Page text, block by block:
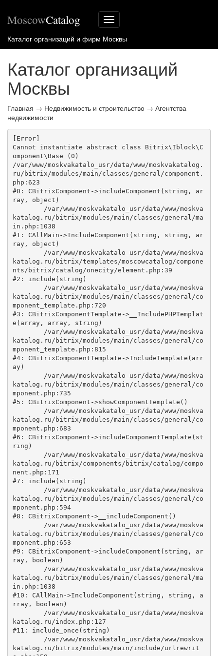
Меню
сайта
MoscowCatalog
Каталог организаций и фирм Москвы
Каталог организаций
Москвы
Главная → Недвижимость и строительство → Агентства
недвижимости
[Error]
Cannot instantiate abstract class Bitrix\Iblock\C
omponent\Base (0)
/var/www/moskvakatalo_usr/data/www/moskvakatalog.
ru/bitrix/modules/main/classes/general/component.
php:623
#0: CBitrixComponent->includeComponent(string, ar
ray, object)
katalog.ru/bitrix/modules/main/classes/general/ma
in.php:1038
#1: CAllMain->IncludeComponent(string, string, ar
ray, object)
katalog.ru/bitrix/templates/moscowcatalog/compone
nts/bitrix/catalog/onecity/element.php:39
#2: include(string)
katalog.ru/bitrix/modules/main/classes/general/co
mponent_template.php:720
#3: CBitrixComponentTemplate->__IncludePHPTemplat
e(array, array, string)
katalog.ru/bitrix/modules/main/classes/general/co
mponent_template.php:815
#4: CBitrixComponentTemplate->IncludeTemplate(arr
ay)
katalog.ru/bitrix/modules/main/classes/general/co
mponent.php:735
#5: CBitrixComponent->showComponentTemplate()
katalog.ru/bitrix/modules/main/classes/general/co
mponent.php:683
#6: CBitrixComponent->includeComponentTemplate(st
ring)
katalog.ru/bitrix/components/bitrix/catalog/compo
nent.php:171
#7: include(string)
katalog.ru/bitrix/modules/main/classes/general/co
mponent.php:594
#8: CBitrixComponent->__includeComponent()
katalog.ru/bitrix/modules/main/classes/general/co
mponent.php:653
#9: CBitrixComponent->includeComponent(string, ar
ray, boolean)
katalog.ru/bitrix/modules/main/classes/general/ma
in.php:1038
#10: CAllMain->IncludeComponent(string, string, a
rray, boolean)
katalog.ru/index.php:127
#11: include_once(string)
katalog.ru/bitrix/modules/main/include/urlrewrit